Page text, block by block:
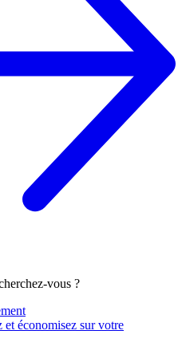
vous ?